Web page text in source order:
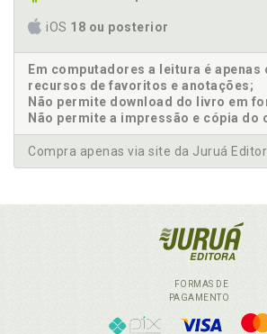
iOS 18 ou posterior
Em computadores a leitura é apenas
recursos de favoritos e anotações;
Não permite download do livro em
Não permite a impressão e cópia do
Compra apenas via site da Juruá
FORMAS DE
PAGAMENTO